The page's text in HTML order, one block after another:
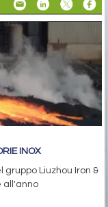
INOX
Liuzhou Iron &
all'anno